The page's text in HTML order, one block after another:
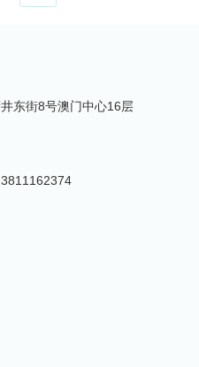
东街8号澳门中心16层